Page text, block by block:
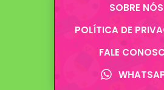
SOBRE NÓS
POLÍTICA DE
FALE